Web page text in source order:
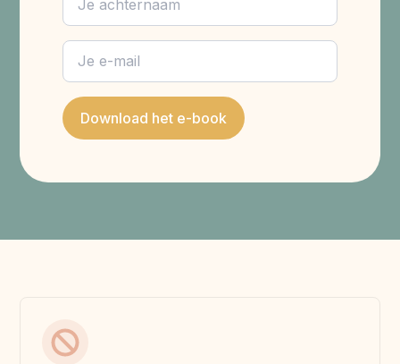
Download het e-book